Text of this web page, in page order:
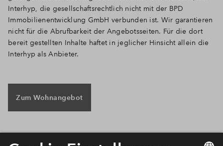
Interhyp, die gesellschaftsrechtlich nicht mit der BPD
Immobilienentwicklung GmbH verbunden ist. Wir garantieren
nicht für die Abrufbarkeit der Angebotsseiten. Für die dort
bereit gestellten Inhalte haftet in jeglicher Hinsicht allein die
Interhyp als Anbieter.
Zum Wohnangebot